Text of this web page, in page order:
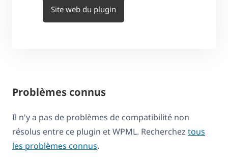
Site web du plugin
Problèmes connus
Il n'y a pas de problèmes de compatibilité non
résolus entre ce plugin et WPML. Recherchez tous
les problèmes connus.